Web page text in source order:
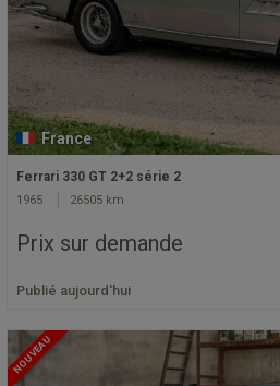
France
Ferrari 330 GT 2+2 série 2
1965 26505 km
Prix sur demande
Publié aujourd'hui
NOUVEAU